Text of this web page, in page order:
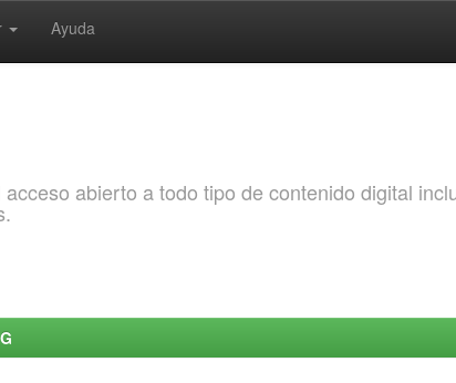
Ayuda
abierto a todo tipo de contenido digital